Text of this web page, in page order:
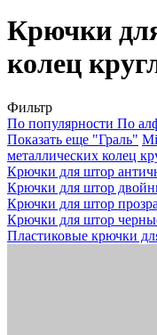
Крючки
колец
Фильтр
По популярности По
Показать еще "Граль"
металлических колец
Крючки для штор
Крючки для штор
Крючки для штор
Крючки для штор
Пластиковые крючки